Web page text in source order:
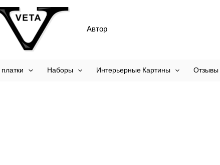
Автор
платки Наборы Интерьерные Картины Отзывы